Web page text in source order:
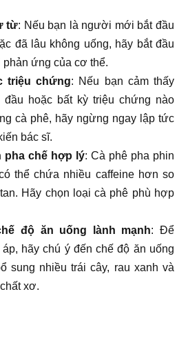
từ: Nếu bạn là người mới bắt đầu
đã lâu không uống, hãy bắt đầu
ứng của cơ thể.
triệu chứng: Nếu bạn cảm thấy
đầu hoặc bất kỳ triệu chứng nào
cà phê, hãy ngừng ngay lập tức
bác sĩ.
pha chế hợp lý: Cà phê pha phin
thể chứa nhiều caffeine hơn so
Hãy chọn loại cà phê phù hợp
độ ăn uống lành mạnh: Để
áp, hãy chú ý đến chế độ ăn uống
sung nhiều trái cây, rau xanh và
xơ.